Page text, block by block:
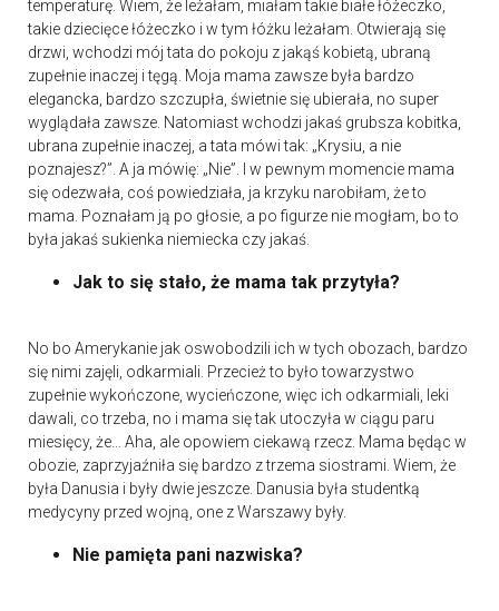
temperaturę. Wiem, że leżałam, miałam takie białe łóżeczko,
takie dziecięce łóżeczko i w tym łóżku leżałam. Otwierają się
drzwi, wchodzi mój tata do pokoju z jakąś kobietą, ubraną
zupełnie inaczej i tęgą. Moja mama zawsze była bardzo
elegancka, bardzo szczupła, świetnie się ubierała, no super
wyglądała zawsze. Natomiast wchodzi jakaś grubsza kobitka,
ubrana zupełnie inaczej, a tata mówi tak: „Krysiu, a nie
poznajesz?”. A ja mówię: „Nie”. I w pewnym momencie mama
się odezwała, coś powiedziała, ja krzyku narobiłam, że to
mama. Poznałam ją po głosie, a po figurze nie mogłam, bo to
była jakaś sukienka niemiecka czy jakaś.
Jak to się stało, że mama tak przytyła?
No bo Amerykanie jak oswobodzili ich w tych obozach, bardzo
się nimi zajęli, odkarmiali. Przecież to było towarzystwo
zupełnie wykończone, wycieńczone, więc ich odkarmiali, leki
dawali, co trzeba, no i mama się tak utoczyła w ciągu paru
miesięcy, że… Aha, ale opowiem ciekawą rzecz. Mama będąc w
obozie, zaprzyjaźniła się bardzo z trzema siostrami. Wiem, że
była Danusia i były dwie jeszcze. Danusia była studentką
medycyny przed wojną, one z Warszawy były.
Nie pamięta pani nazwiska?